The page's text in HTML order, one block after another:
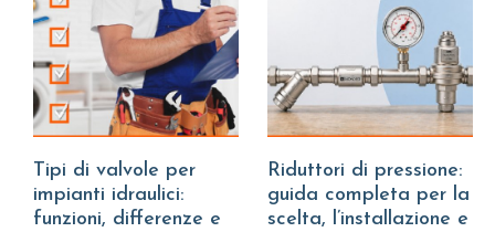
Tipi di valvole per
impianti idraulici:
funzioni, differenze e
Riduttori di pressione:
guida completa per la
scelta, l’installazione e